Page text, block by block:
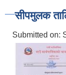
सीपमुलक
Submitted on: